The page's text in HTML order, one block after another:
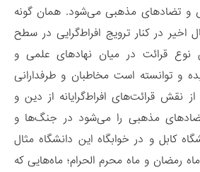
و تضادهای مذهبی می‌شود. همان گونه
در کنار ترویج افراط‌گرایی در سطح
نوع قرائت در میان نهادهای علمی و
و توانسته است مخاطبان و طرفدارانی
از نقش قرائت‌های افراط‌گرایانه از دین و
مذهبی را می‌شود در جنگ‌ها و
کابل و در خوابگاه این دانشگاه مثال
رمضان و ماه محرم الحرام؛ ماه‌هایی که